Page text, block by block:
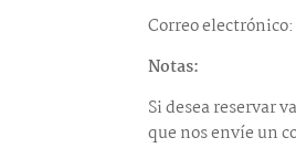
Correo electrónico:
Notas:
Si desea reservar
que nos envíe un